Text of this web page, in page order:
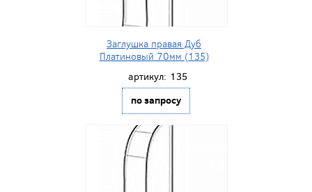
Заглушка правая Дуб
Платиновый 70мм (135)
артикул: 135
по запросу